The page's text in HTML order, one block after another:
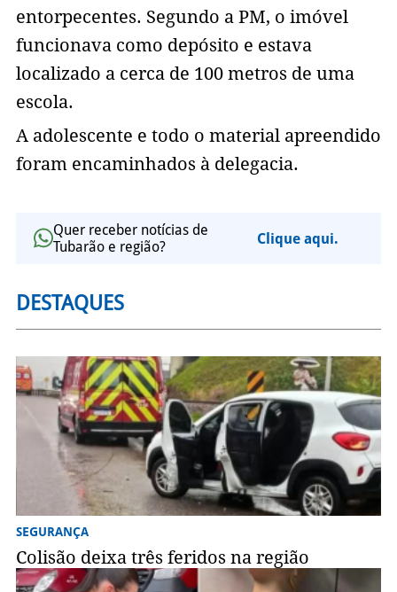
entorpecentes. Segundo a PM, o imóvel
funcionava como depósito e estava
localizado a cerca de 100 metros de uma
escola.
A adolescente e todo o material apreendido
foram encaminhados à delegacia.
Quer receber notícias de
Tubarão e região?
Clique aqui.
DESTAQUES
SEGURANÇA
Colisão deixa três feridos na região